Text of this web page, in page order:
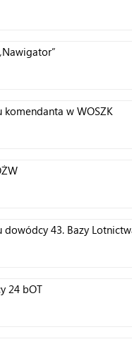
komendanta w WOSZK
dowódcy 43. Bazy
24 bOT